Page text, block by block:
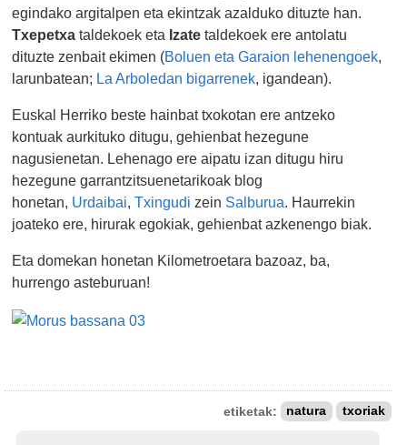
egindako argitalpen eta ekintzak azalduko dituzte han.
Txepetxataldekoek eta Izatetaldekoek ere antolatu
dituzte zenbait ekimen (Boluen eta Garaion lehenengoek
larunbatean; La Arboledan bigarrenek , igandean).
Euskal Herriko beste hainbat txokotan ere antzeko
kontuak aurkituko ditugu, gehienbat hezegune
nagusienetan. Lehenago ere aipatu izan ditugu hiru
hezegune garrantzitsuenetarikoak blog
honetan, Urdaibai,Txingudi zein Salburua. Haurrekin
joateko ere, hirurak egokiak, gehienbat azkenengo biak.
Eta domekan honetan Kilometroetara bazoaz, ba,
hurrengo asteburuan!
etiketak: natura txoriak